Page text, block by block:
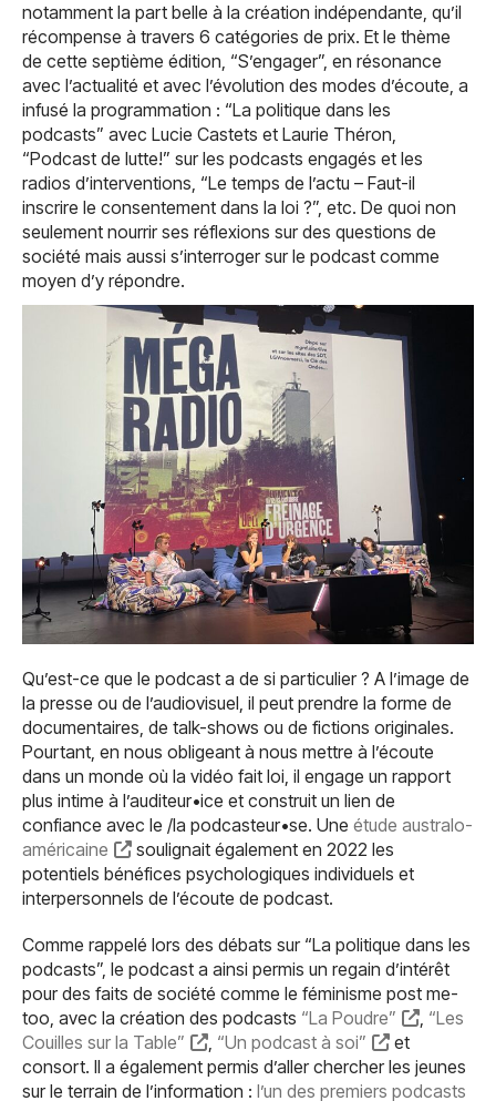
notamment la part belle à la création indépendante, qu’il
récompense à travers 6 catégories de prix. Et le thème
de cette septième édition, “S’engager”, en résonance
avec l’actualité et avec l’évolution des modes d’écoute, a
infusé la programmation : “La politique dans les
podcasts” avec Lucie Castets et Laurie Théron,
“Podcast de lutte!” sur les podcasts engagés et les
radios d’interventions, “Le temps de l’actu – Faut-il
inscrire le consentement dans la loi ?”, etc. De quoi non
seulement nourrir ses réflexions sur des questions de
société mais aussi s’interroger sur le podcast comme
moyen d’y répondre.
Qu’est-ce que le podcast a de si particulier ? A l’image de
la presse ou de l’audiovisuel, il peut prendre la forme de
documentaires, de talk-shows ou de fictions originales.
Pourtant, en nous obligeant à nous mettre à l’écoute
dans un monde où la vidéo fait loi, il engage un rapport
plus intime à l’auditeur•ice et construit un lien de
confiance avec le /la podcasteur•se. Une étude australo-
américaine
soulignait également en 2022 les
potentiels bénéfices psychologiques individuels et
interpersonnels de l’écoute de podcast.
Comme rappelé lors des débats sur “La politique dans les
podcasts”, le podcast a ainsi permis un regain d’intérêt
pour des faits de société comme le féminisme post me-
too, avec la création des podcasts “La Poudre”
“Les
Couilles sur la Table”
“Un podcast à soi”
et
consort. Il a également permis d’aller chercher les jeunes
sur le terrain de l’information : l’un des premiers podcasts